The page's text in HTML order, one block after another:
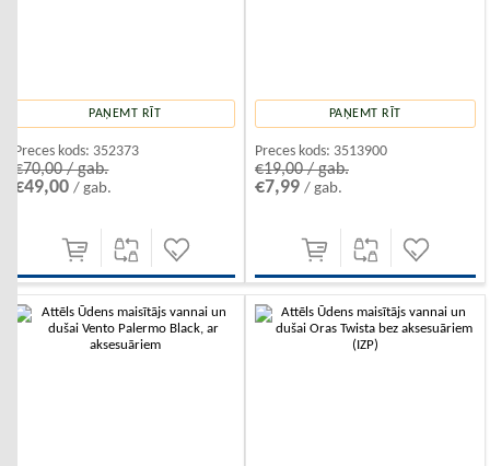
PAŅEMT RĪT
Preces kods: 352373
€70,00 / gab.
€49,00/ gab.
PAŅEMT RĪT
Preces kods: 3513900
€19,00 / gab.
€7,99 / gab.